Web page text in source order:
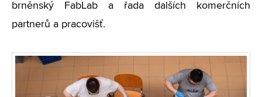
brněnský FabLab a řada dalších komerčních
partnerů a pracovišť.